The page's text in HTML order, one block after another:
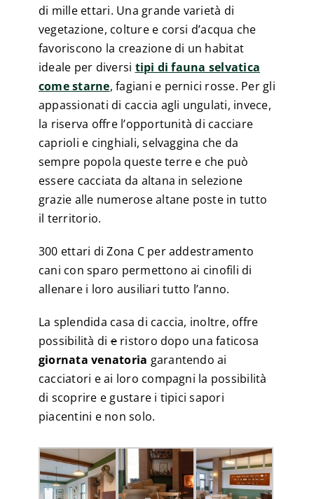
di mille ettari. Una grande varietà di
vegetazione, colture e corsi d’acqua che
favoriscono la creazione di un habitat
ideale per diversi tipi di fauna selvatica
come starne, fagiani e pernici rosse. Per gli
appassionati di caccia agli ungulati, invece,
la riserva offre l’opportunità di cacciare
caprioli e cinghiali, selvaggina che da
sempre popola queste terre e che può
essere cacciata da altana in selezione
grazie alle numerose altane poste in tutto
il territorio.
300 ettari di Zona C per addestramento
cani con sparo permettono ai cinofili di
allenare i loro ausiliari tutto l’anno.
La splendida casa di caccia, inoltre, offre
possibilità dieristoro dopo una faticosa
giornata venatoria garantendo ai
cacciatori e ai loro compagni la possibilità
di scoprire e gustare i tipici sapori
piacentini e non solo.